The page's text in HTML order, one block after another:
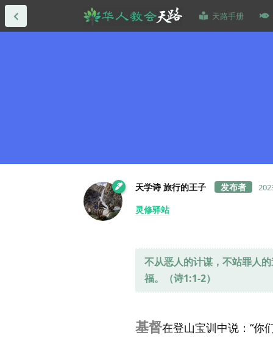
天路手册
天学诗 旅行的王子
灵修驿站
不从恶人的计谋，不站罪人
福。（诗1:1-2）
基督在登山宝训中说：“你